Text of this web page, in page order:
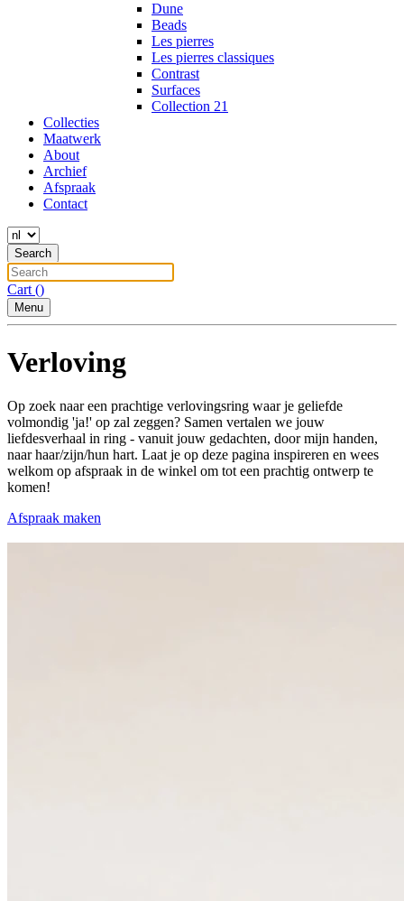
Dune
Beads
Les pierres
Les pierres classiques
Contrast
Surfaces
Collection 21
Collecties
Maatwerk
About
Archief
Afspraak
Contact
Search
Cart ()
Menu
Verloving
Op zoek naar een prachtige verlovingsring waar je geliefde
volmondig 'ja!' op zal zeggen? Samen vertalen we jouw
liefdesverhaal in ring - vanuit jouw gedachten, door mijn handen,
naar haar/zijn/hun hart. Laat je op deze pagina inspireren en wees
welkom op afspraak in de winkel om tot een prachtig ontwerp te
komen!
Afspraak maken